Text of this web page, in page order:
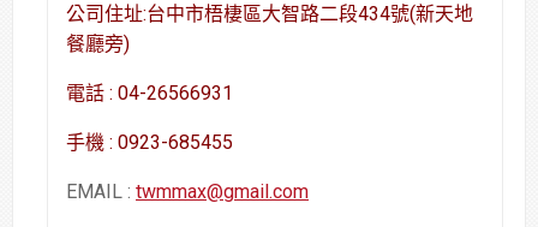
公司住址:台中市梧棲區大智路二段434號(新天地
餐廳旁)
電話 : 04-26566931
手機 : 0923-685455
EMAIL : twmmax@gmail.com